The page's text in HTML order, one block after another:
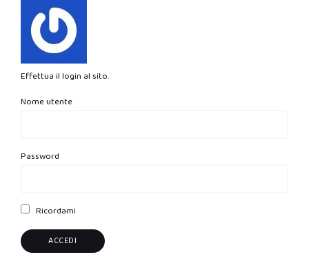
Effettua il login al sito.
Nome utente
Password
Ricordami